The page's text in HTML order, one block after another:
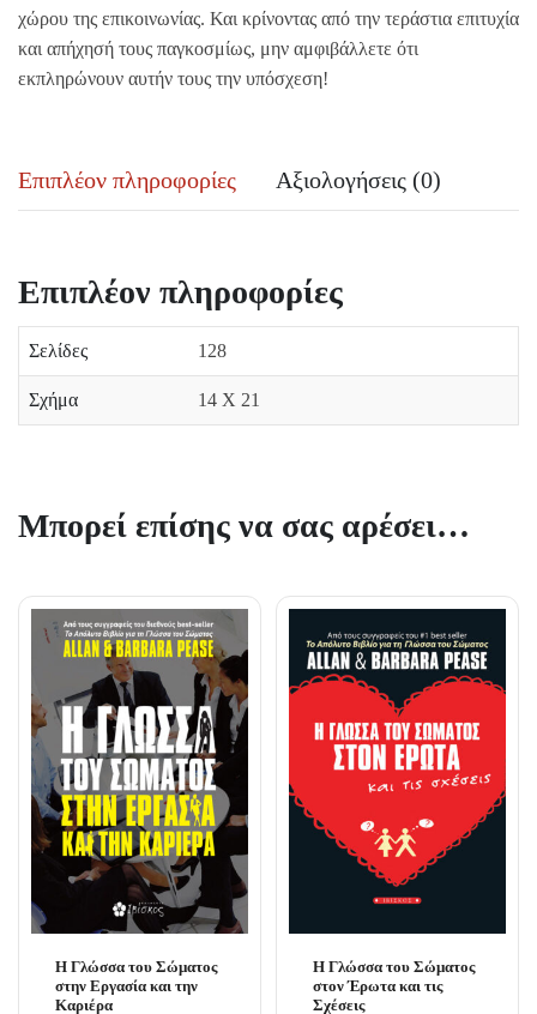
χώρου της επικοινωνίας. Και κρίνοντας από την τεράστια επιτυχία
και απήχησή τους παγκοσμίως, μην αμφιβάλλετε ότι
εκπληρώνουν αυτήν τους την υπόσχεση!
Επιπλέον πληροφορίες Αξιολογήσεις (0)
Επιπλέον πληροφορίες
Σελίδες 128
Σχήμα 14 Χ 21
Μπορεί επίσης να σας αρέσει…
Η Γλώσσα του Σώματος
στην Εργασία και την
Καριέρα
Η Γλώσσα του Σώματος
στον Έρωτα και τις
Σχέσεις